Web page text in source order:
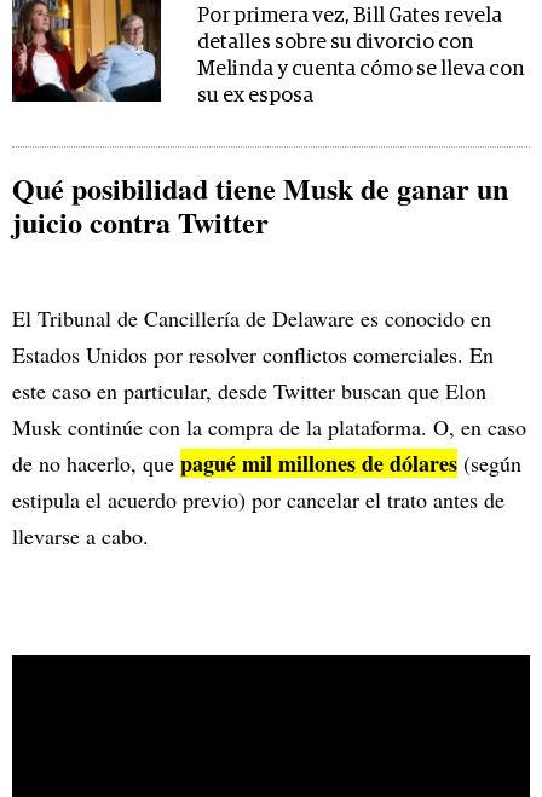
Por primera vez, Bill Gates revela
detalles sobre su divorcio con
Melinda y cuenta cómo se lleva con
su ex esposa
Qué posibilidad tiene Musk de ganar un
juicio contra Twitter
El Tribunal de Cancillería de Delaware es conocido en
Estados Unidos por resolver conflictos comerciales. En
este caso en particular, desde Twitter buscan que Elon
Musk continúe con la compra de la plataforma. O, en caso
de no hacerlo, que pagué mil millones de dólares (según
estipula el acuerdo previo) por cancelar el trato antes de
llevarse a cabo.